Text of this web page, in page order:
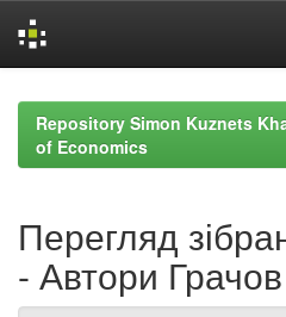
navigationRepository Simon Kuznets
of Economics
Перегляд
- Автори